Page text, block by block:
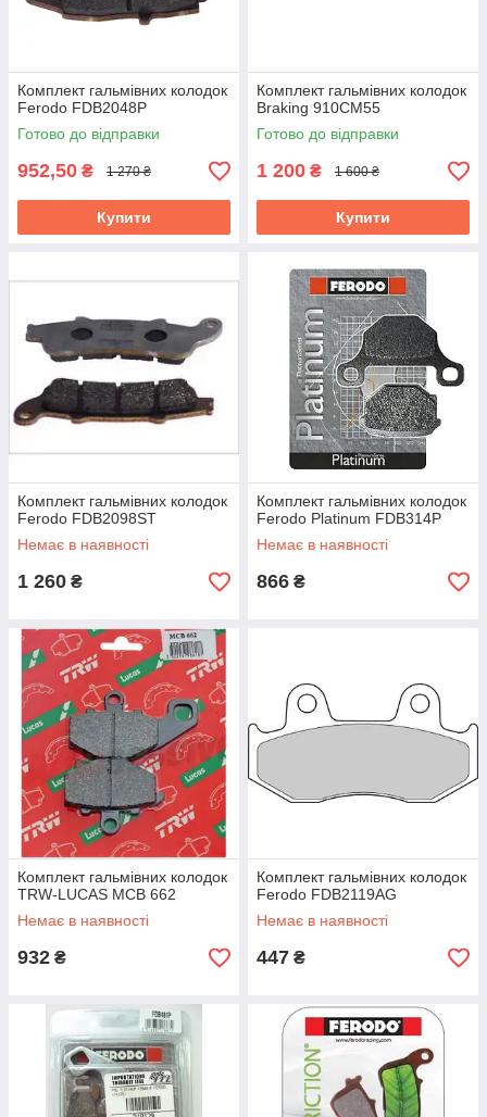
Комплект гальмівних колодок
Ferodo FDB2048P
Готово до відправки
952,50 ₴ 1 270 ₴
Купити
Комплект гальмівних колодок
Braking 910CM55
Готово до відправки
1 200 ₴ 1 600 ₴
Купити
Комплект гальмівних колодок
Ferodo FDB2098ST
Немає в наявності
1 260 ₴
Комплект гальмівних колодок
Ferodo Platinum FDB314P
Немає в наявності
866 ₴
Комплект гальмівних колодок
TRW-LUCAS MCB 662
Немає в наявності
932 ₴
Комплект гальмівних колодок
Ferodo FDB2119AG
Немає в наявності
447 ₴